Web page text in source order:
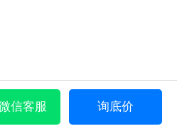
信客服 询底价